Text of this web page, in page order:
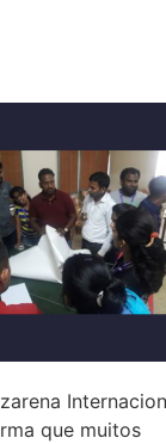
que muitos